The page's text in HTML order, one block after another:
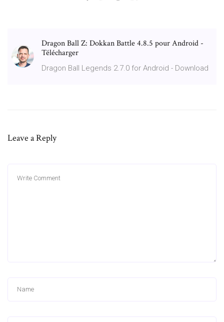
Dragon Ball Z: Dokkan Battle 4.8.5 pour Android -
Télécharger
Dragon Ball Legends 2.7.0 for Android - Download
Leave a Reply